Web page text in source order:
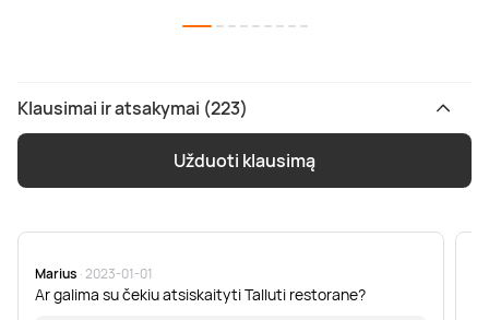
Klausimai ir atsakymai (223)
Užduoti klausimą
Marius · 2023-01-01
Ar galima su čekiu atsiskaityti Talluti restorane?